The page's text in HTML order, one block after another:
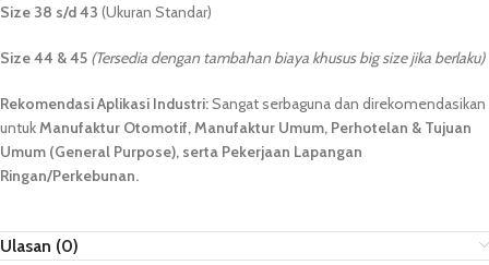
Size 38 s/d 43 (Ukuran Standar)
Size 44 & 45 (Tersedia dengan tambahan biaya khusus big size jika berlaku)
Rekomendasi Aplikasi Industri:Sangat serbaguna dan direkomendasikan
untuk Manufaktur Otomotif, Manufaktur Umum, Perhotelan & Tujuan
Umum (General Purpose), serta Pekerjaan Lapangan
Ringan/Perkebunan.
Ulasan (0)